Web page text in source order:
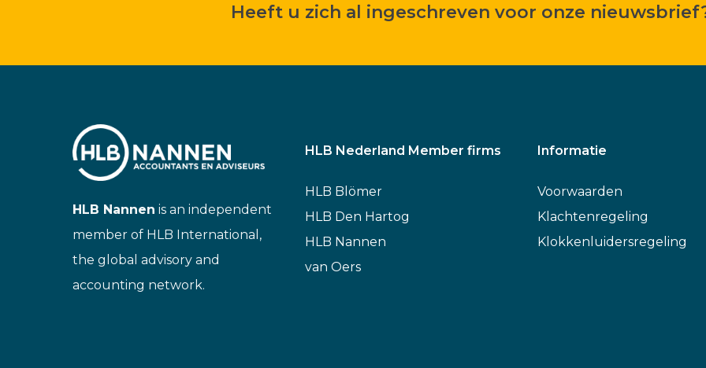
Heeft u zich al ingeschreven voor onze
HLB Nannen is an independent
member of HLB International,
the global advisory and
accounting network.
HLB Nederland Member firms
HLB Blömer
HLB Den Hartog
HLB Nannen
van Oers
Informatie
Voorwaarden
Klachtenregeling
Klokkenluidersregeling